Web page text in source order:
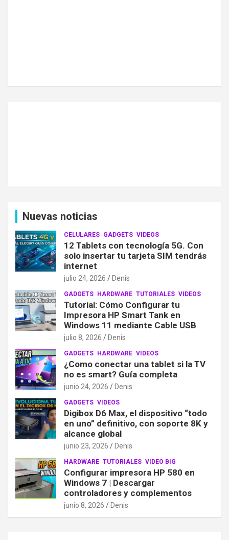
Nuevas noticias
CELULARES GADGETS VIDEOS
12 Tablets con tecnología 5G. Con
solo insertar tu tarjeta SIM tendrás
internet
julio 24, 2026 Denis
GADGETS HARDWARE TUTORIALES VIDEOS
Tutorial: Cómo Configurar tu
Impresora HP Smart Tank en
Windows 11 mediante Cable USB
julio 8, 2026 Denis
GADGETS HARDWARE VIDEOS
¿Como conectar una tablet si la TV
no es smart? Guía completa
junio 24, 2026 Denis
GADGETS VIDEOS
Digibox D6 Max, el dispositivo “todo
en uno” definitivo, con soporte 8K y
alcance global
junio 23, 2026 Denis
HARDWARE TUTORIALES VIDEO BIG
Configurar impresora HP 580 en
Windows 7 | Descargar
controladores y complementos
junio 8, 2026 Denis